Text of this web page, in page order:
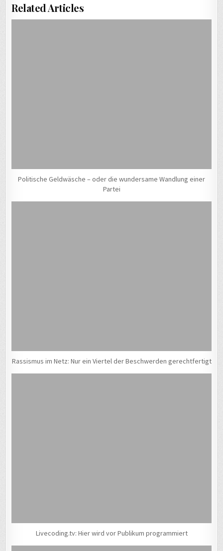
Related Articles
Politische Geldwäsche – oder die wundersame Wandlung einer
Partei
Rassismus im Netz: Nur ein Viertel der Beschwerden gerechtfertigt
Livecoding.tv: Hier wird vor Publikum programmiert